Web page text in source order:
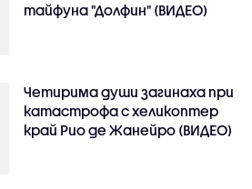
тайфуна "Долфин" (ВИДЕО)
Четирима души загинаха при
катастрофа с хеликоптер
край Рио де Жанейро (ВИДЕО)